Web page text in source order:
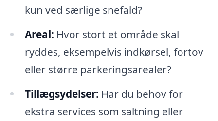
kun ved særlige snefald?
Areal: Hvor stort et område skal
ryddes, eksempelvis indkørsel, fortov
eller større parkeringsarealer?
Tillægsydelser: Har du behov for
ekstra services som saltning eller